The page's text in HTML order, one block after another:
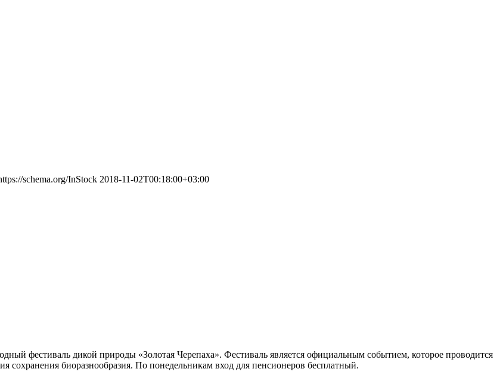
schema.org/InStock 2018-11-02T00:18:00+03:00
фестиваль дикой природы «Золотая Черепаха». Фестиваль является официальным событием, которое проводится
биоразнообразия. По понедельникам вход для пенсионеров бесплатный.